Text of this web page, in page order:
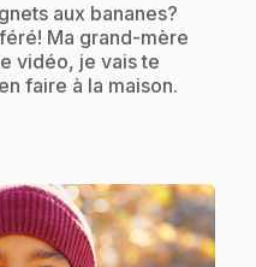
aux bananes?
Ma grand-mère
vidéo, je vais te
faire à la maison.